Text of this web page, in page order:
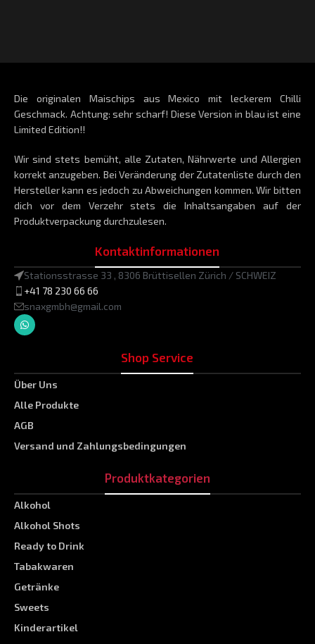
Die originalen Maischips aus Mexico mit leckerem Chilli
Geschmack. Achtung: sehr scharf! Diese Version in blau ist eine
Limited Edition!!
Wir sind stets bemüht, alle Zutaten, Nährwerte und Allergien
korrekt anzugeben. Bei Veränderung der Zutatenliste durch den
Hersteller kann es jedoch zu Abweichungen kommen. Wir bitten
dich vor dem Verzehr stets die Inhaltsangaben auf der
Produktverpackung durchzulesen.
Kontaktinformationen
Stationsstrasse 33 , 8306 Brüttisellen Zürich / SCHWEIZ
+41 78 230 66 66
snaxgmbh@gmail.com
Shop Service
Über Uns
Alle Produkte
AGB
Versand und Zahlungsbedingungen
Produktkategorien
Alkohol
Alkohol Shots
Ready to Drink
Tabakwaren
Getränke
Sweets
Kinderartikel